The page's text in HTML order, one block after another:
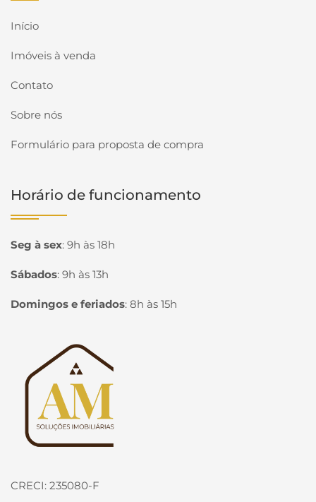
Início
Imóveis à venda
Contato
Sobre nós
Formulário para proposta de compra
Horário de funcionamento
Seg à sex: 9h às 18h
Sábados: 9h às 13h
Domingos e feriados: 8h às 15h
Página inicial
CRECI: 235080-F